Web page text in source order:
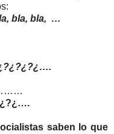
bla, bla, …
saben lo que